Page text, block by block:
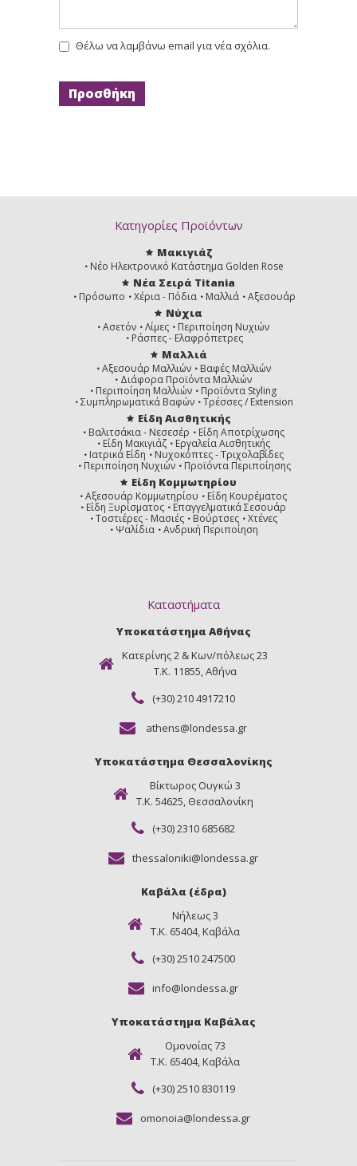
Θέλω να λαμβάνω email για νέα σχόλια.
Κατηγορίες Προϊόντων
Μακιγιάζ
Νέο Ηλεκτρονικό Κατάστημα Golden Rose
Νέα Σειρά Titania
Πρόσωπο Χέρια - Πόδια Μαλλιά Αξεσουάρ
Νύχια
Ασετόν Λίμες
Περιποίηση Νυχιών
Ράσπες - Ελαφρόπετρες
Μαλλιά
Αξεσουάρ Μαλλιών
Βαφές Μαλλιών
Διάφορα Προϊόντα Μαλλιών
Περιποίηση Μαλλιών
Προϊόντα Styling
Συμπληρωματικά Βαφών
Τρέσσες / Extension
Είδη Αισθητικής
Βαλιτσάκια - Νεσεσέρ
Είδη Αποτρίχωσης
Είδη Μακιγιάζ
Εργαλεία Αισθητικής
Ιατρικά Είδη
Νυχοκόπτες - Τριχολαβίδες
Περιποίηση Νυχιών
Προϊόντα Περιποίησης
Είδη Κομμωτηρίου
Αξεσουάρ Κομμωτηρίου
Είδη Κουρέματος
Είδη Ξυρίσματος
Επαγγελματικά Σεσουάρ
Τοστιέρες - Μασιές
Βούρτσες
Χτένες
Ψαλίδια
Ανδρική Περιποίηση
Καταστήματα
Υποκατάστημα Αθήνας
Κατερίνης 2 & Κων/πόλεως 23
Τ.Κ. 11855, Αθήνα
(+30) 210 4917210
athens@londessa.gr
Υποκατάστημα Θεσσαλονίκης
Βίκτωρος Ουγκώ 3
Τ.Κ. 54625, Θεσσαλονίκη
(+30) 2310 685682
thessaloniki@londessa.gr
Καβάλα (έδρα)
Νήλεως 3
Τ.Κ. 65404, Καβάλα
(+30) 2510 247500
info@londessa.gr
Υποκατάστημα Καβάλας
Ομονοίας 73
Τ.Κ. 65404, Καβάλα
(+30) 2510 830119
omonoia@londessa.gr